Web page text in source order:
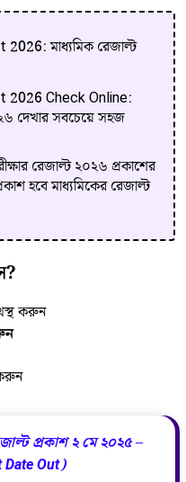
মাধ্যমিক রেজাল্ট
2026 Check Online:
দেখার সবচেয়ে সহজ
রেজাল্ট ২০২৬ প্রকাশের
হবে মাধ্যমিকের রেজাল্ট
করুন
প্রকাশ ২ মে ২০২৫ –
Date Out)